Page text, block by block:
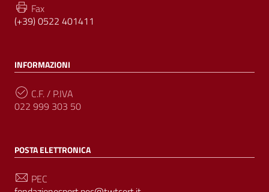
Fax
(+39) 0522 401411
INFORMAZIONI
C.F. / P.IVA
022 999 303 50
POSTA ELETTRONICA
PEC